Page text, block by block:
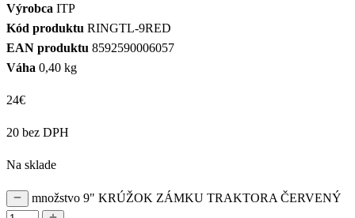
Výrobca ITP
Kód produktu RINGTL-9RED
EAN produktu 8592590006057
Váha 0,40 kg
24€
20 bez DPH
Na sklade
množstvo 9" KRÚŽOK ZÁMKU TRAKTORA ČERVENÝ